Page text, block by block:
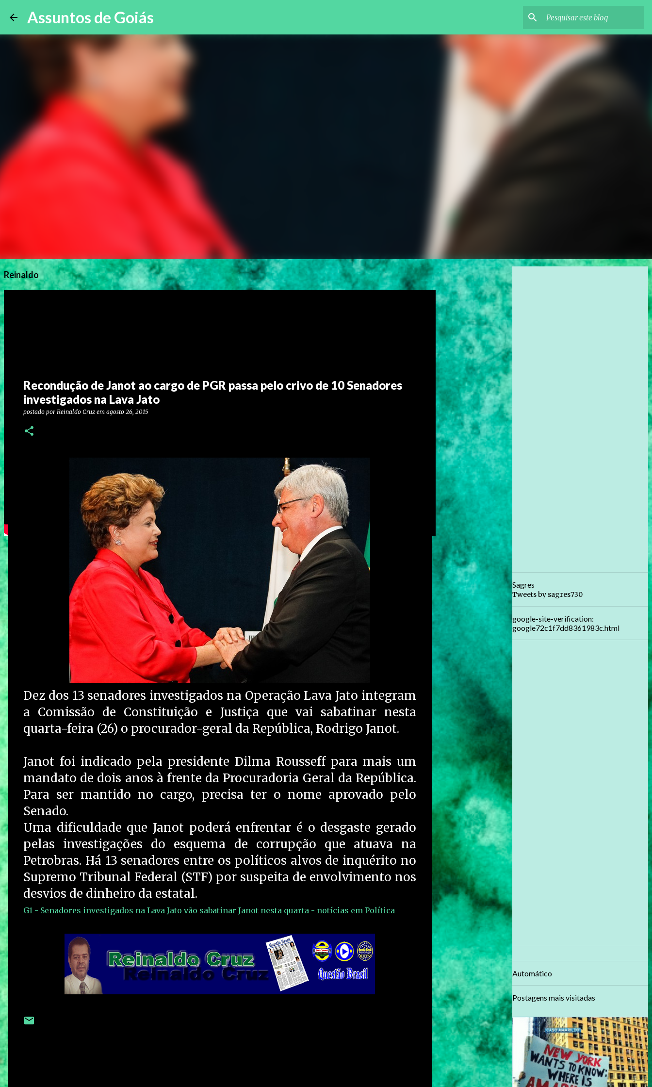
Assuntos de Goiás
Reinaldo
Recondução de Janot ao cargo de PGR passa pelo crivo de 10 Senadores
investigados na Lava Jato
postado por Reinaldo Cruz em agosto 26, 2015
Dez dos 13 senadores investigados na Operação Lava Jato integram
a Comissão de Constituição e Justiça que vai sabatinar nesta
quarta-feira (26) o procurador-geral da República, Rodrigo Janot.
Janot foi indicado pela presidente Dilma Rousseff para mais um
mandato de dois anos à frente da Procuradoria Geral da República.
Para ser mantido no cargo, precisa ter o nome aprovado pelo
Senado.
Uma dificuldade que Janot poderá enfrentar é o desgaste gerado
pelas investigações do esquema de corrupção que atuava na
Petrobras. Há 13 senadores entre os políticos alvos de inquérito no
Supremo Tribunal Federal (STF) por suspeita de envolvimento nos
desvios de dinheiro da estatal.
G1 - Senadores investigados na Lava Jato vão sabatinar Janot nesta quarta - notícias em Política
Sagres
Tweets by sagres730
google-site-verification:
google72c1f7dd8361983c.html
Automático
Postagens mais visitadas